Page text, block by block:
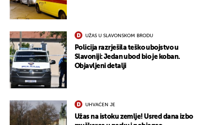
UŽAS U SLAVONSKOM BRODU
Policija razrješila teško ubojstvo u
Slavoniji: Jedan ubod bio je koban.
Objavljeni detalji
UHVAĆEN JE
Užas na istoku zemlje! Usred dana izbo